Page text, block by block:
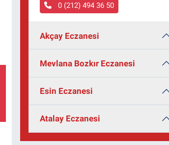
0 (212) 494 36 50
Akçay Eczanesi
Mevlana Bozkır Eczanesi
Esin Eczanesi
Atalay Eczanesi